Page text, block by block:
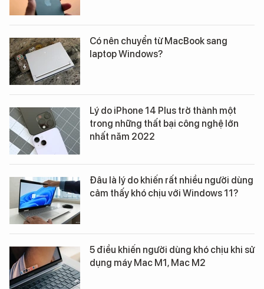
Có nên chuyển từ MacBook sang
laptop Windows?
Lý do iPhone 14 Plus trở thành một
trong những thất bại công nghệ lớn
nhất năm 2022
Đâu là lý do khiến rất nhiều người dùng
cảm thấy khó chịu với Windows 11?
5 điều khiến người dùng khó chịu khi sử
dụng máy Mac M1, Mac M2